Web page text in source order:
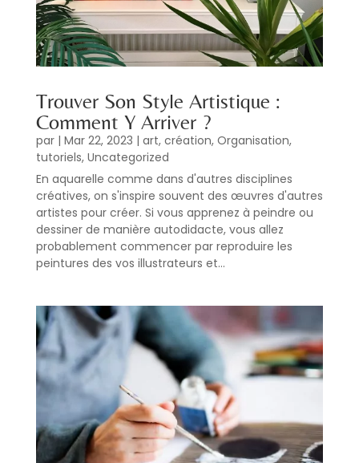
Trouver Son Style Artistique :
Comment Y Arriver ?
par | Mar 22, 2023 | art, création, Organisation,
tutoriels, Uncategorized
En aquarelle comme dans d'autres disciplines
créatives, on s'inspire souvent des œuvres d'autres
artistes pour créer. Si vous apprenez à peindre ou
dessiner de manière autodidacte, vous allez
probablement commencer par reproduire les
peintures des vos illustrateurs et...